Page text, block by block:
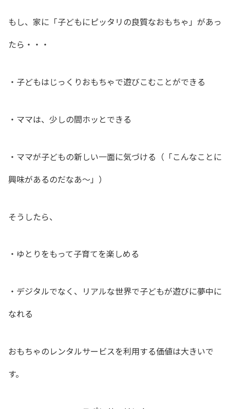
もし、家に「子どもにピッタリの良質なおもちゃ」があっ
たら・・・
・子どもはじっくりおもちゃで遊びこむことができる
・ママは、少しの間ホッとできる
・ママが子どもの新しい一面に気づける （「こんなことに
興味があるのだなあ～」）
そうしたら、
・ ゆとりをもって子育てを楽しめる
・デジタルでなく、リアルな世界で子どもが遊びに夢中に
なれる
おもちゃのレンタルサービスを利用する価値は大きいで
す。